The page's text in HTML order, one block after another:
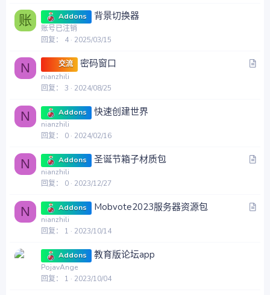
账 Addons 背景切换器
账号已注销
回复
4 2025/03/15
N
文
交流 密码窗口
nianzhili
回复
3 2024/08/25
N Addons 快速创建世界
nianzhili
回复
0 2024/02/16
N
文
Addons 圣诞节箱子材质包
nianzhili
回复
0 2023/12/27
N
文
Addons Mobvote2023服务器资源包
nianzhili
回复
1 2023/10/14
Addons 教育版论坛app
PojavAnge
回复
1 2023/10/04